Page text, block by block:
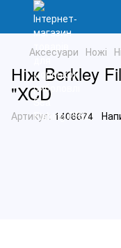
Аксесуари Ножі
Ніж Berkley
"XCD
Артикул: 1406674